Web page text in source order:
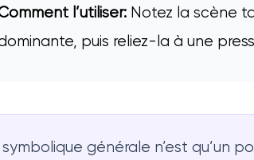
l’utiliser: Notez la scène
puis reliez-la à une
symbolique générale n’est qu’un